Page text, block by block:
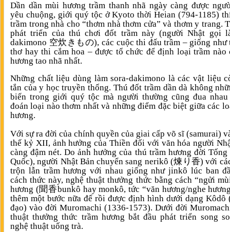
Dần dần mùi hương trầm thanh nhã ngày càng được
yêu chuộng, giới quý tộc ở Kyoto thời Heian (794-1185)
trầm trong nhà cho “thơm nhà thơm cửa” và thơm y trang.
phát triển của thú chơi đốt trầm này (người Nhật gọi
dakimono 空炊きもの), các cuộc thi đấu trầm – giống như
thơ hay thi cắm hoa – được tổ chức để định loại trầm nào
hương tao nhã nhất.
Những chất liệu dùng làm sora-dakimono là các vật liệu
tắn của y học truyền thống. Thú đốt trầm dần dà không
biến trong giới quý tộc mà người thường cũng đua nhau
đoán loại nào thơm nhất và những điểm đặc biệt giữa các
hương.
Với sự ra đời của chính quyền của giai cấp võ sĩ (samurai)
thế kỷ XII, ảnh hưởng của Thiền đối với văn hóa người
càng đậm nét. Do ảnh hưởng của thú trầm hương đời Tống
Quốc), người Nhật Bản chuyển sang nerikô (煉り香) với
trộn lẫn trầm hương với nhau giống như jinkô lúc ban
cách thức này, nghệ thuật thưởng thức bằng cách “ngửi
hương (聞香bunkô hay monkô, tức “văn hương/nghe
thêm một bước nữa để rồi được định hình dưới dạng Kôdô
đạo) vào đời Muromachi (1336-1573). Dưới đời
thuật thưởng thức trầm hương bắt đầu phát triển song
nghệ thuật uống trà.